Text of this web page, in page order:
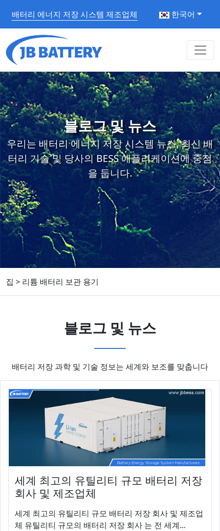
배터리 에너지 저장 시스템 제조업체 한국어
블로그 및 뉴스
우리는 배터리 에너지 저장 시스템 뉴스, 최신 배
터리 기술 및 당사의 BESS 애플리케이션에 중점
을 둡니다.
집 > 리튬 배터리 보관 용기
블로그 및 뉴스
배터리 저장 과학 및 기술 정보는 세계와 보조를 맞춥니다
세계 최고의 유틸리티 규모 배터리 저장
회사 및 제조업체
세계 최고의 유틸리티 규모 배터리 저장 회사 및 제조업
체 유틸리티 규모의 배터리 저장 회사 는 전 세계...